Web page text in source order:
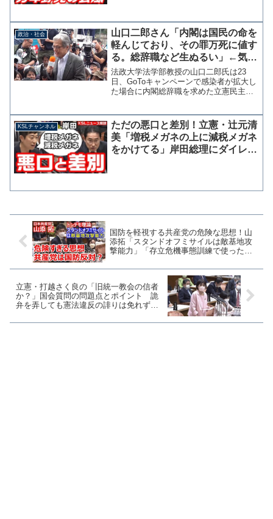
政治・社会
山口二郎さん「内閣は国民の命を
軽んじており、その罪万死に値す
る。総辞職など生ぬるい」←気に
入らない相手はすぐ死刑、命を軽
んじてるのはどっち？
法政大学法学部教授の山口二郎氏は23
日、GoToキャンペーンで感染者が拡大し
た場合に内閣総辞職を求めた立憲民主党
する。総辞職など生ぬるい」とツイッタ
ーに投稿した。安住国...
KSLチャンネル
ただの悪口と差別！立憲・辻元清
美「増税メガネの上に減税メガネ
をかけてる」岸田総理にダイレク
国防を軽視する共産党の危険な思想！山
添拓「スタンドオフミサイルは敵基地攻
撃能力」「存立危機事態訓練で使った兵
立憲・打越さく良の「旧統一教会の信者
か？」国会質問の問題点とポイント 詭
弁を弄しても憲法違反の誹りは免れず